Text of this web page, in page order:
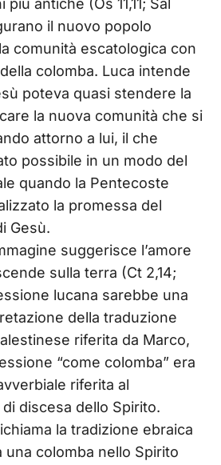
più antiche (Os 11,11; Sal
il nuovo popolo
comunità escatologica con
colomba. Luca intende
poteva quasi stendere la
la nuova comunità che si
attorno a lui, il che
possibile in un modo del
quando la Pentecoste
la promessa del
Gesù.
suggerisce l’amore
sulla terra (Ct 2,14;
lucana sarebbe una
della traduzione
riferita da Marco,
“come colomba” era
riferita al
discesa dello Spirito.
la tradizione ebraica
una colomba nello Spirito